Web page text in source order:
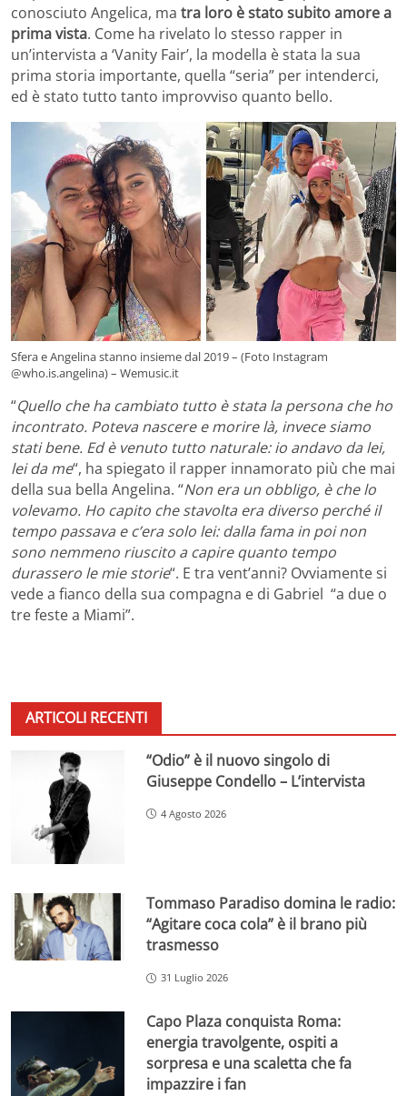
conosciuto Angelica, ma tra loro è stato subito amore a
prima vista. Come ha rivelato lo stesso rapper in
un’intervista a ‘Vanity Fair’, la modella è stata la sua
prima storia importante, quella “seria” per intenderci,
ed è stato tutto tanto improvviso quanto bello.
Sfera e Angelina stanno insieme dal 2019 – (Foto Instagram
@who.is.angelina) – Wemusic.it
“Quello che ha cambiato tutto è stata la persona che ho
incontrato. Poteva nascere e morire là, invece siamo
stati bene. Ed è venuto tutto naturale: io andavo da lei,
lei da me“, ha spiegato il rapper innamorato più che mai
della sua bella Angelina. “Non era un obbligo, è che lo
volevamo. Ho capito che stavolta era diverso perché il
tempo passava e c’era solo lei: dalla fama in poi non
sono nemmeno riuscito a capire quanto tempo
durassero le mie storie“. E tra vent’anni? Ovviamente si
vede a fianco della sua compagna e di Gabriel “a due o
tre feste a Miami”.
ARTICOLI RECENTI
“Odio” è il nuovo singolo di
Giuseppe Condello – L’intervista
4 Agosto 2026
Tommaso Paradiso domina le radio:
“Agitare coca cola” è il brano più
trasmesso
31 Luglio 2026
Capo Plaza conquista Roma:
energia travolgente, ospiti a
sorpresa e una scaletta che fa
impazzire i fan